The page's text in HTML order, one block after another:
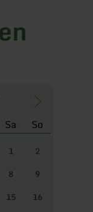
Sa So
1
2
8
9
15
16